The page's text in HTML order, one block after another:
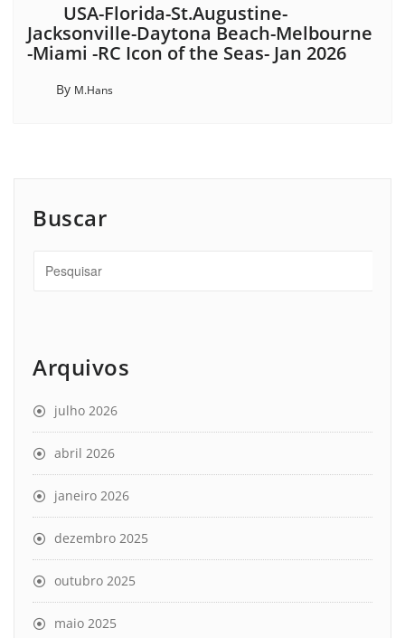
USA-Florida-St.Augustine-
Jacksonville-Daytona Beach-Melbourne
-Miami -RC Icon of the Seas- Jan 2026
By M.Hans
Buscar
Arquivos
julho 2026
abril 2026
janeiro 2026
dezembro 2025
outubro 2025
maio 2025